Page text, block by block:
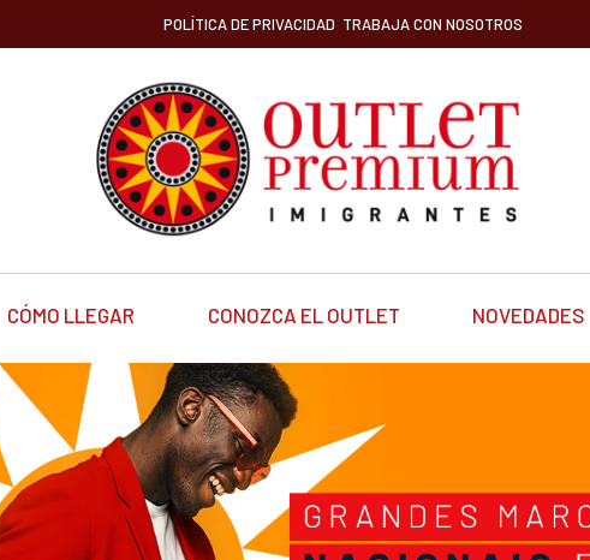
POLÍTICA DE PRIVACIDAD TRABAJA CON NOSOTROS
CÓMO LLEGAR CONOZCA EL OUTLET NOVEDADES